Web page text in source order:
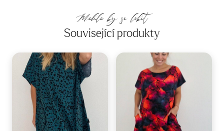
Mohlo by se líbit
Související produkty